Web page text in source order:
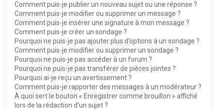
Comment puis-je publier un nouveau sujet ou une réponse ?
Comment puis-je modifier ou supprimer un message ?
Comment puis-je insérer une signature à mon message ?
Comment puis-je créer un sondage ?
Pourquoi ne puis-je pas ajouter plus d’options à un sondage ?
Comment puis-je modifier ou supprimer un sondage ?
Pourquoi ne puis-je pas accéder à un forum ?
Pourquoi ne puis-je pas transférer de pièces jointes ?
Pourquoi ai-je reçu un avertissement ?
Comment puis-je rapporter des messages à un modérateur ?
À quoi sert le bouton « Enregistrer comme brouillon » affiché
lors de la rédaction d’un sujet ?